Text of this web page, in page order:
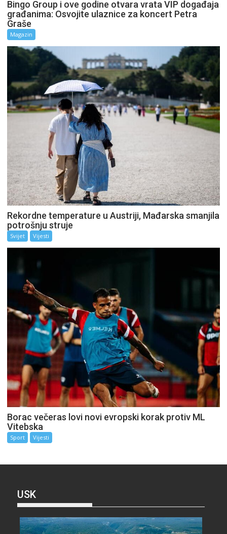
Bingo Group i ove godine otvara vrata VIP događaja
građanima: Osvojite ulaznice za koncert Petra
Graše
Magazin
Rekordne temperature u Austriji, Mađarska smanjila
potrošnju struje
Svijet Vijesti
Borac večeras lovi novi evropski korak protiv ML
Vitebska
Sport Vijesti
USK